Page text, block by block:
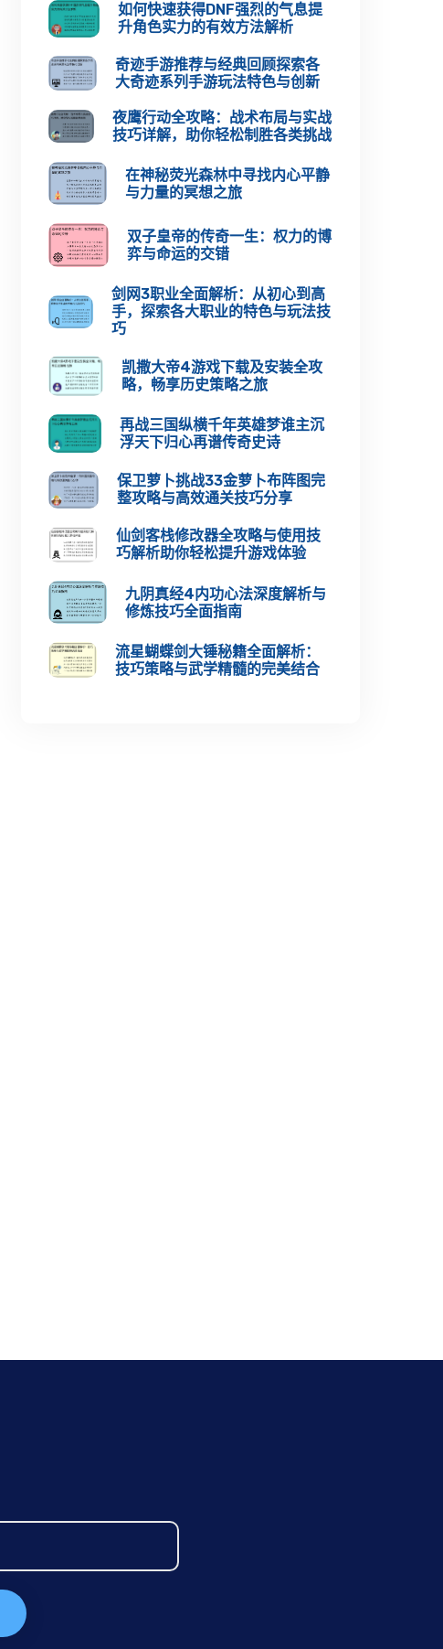
如何快速获得DNF强烈的气息提
升角色实力的有效方法解析
奇迹手游推荐与经典回顾探索各
大奇迹系列手游玩法特色与创新
夜鹰行动全攻略：战术布局与实战
技巧详解，助你轻松制胜各类挑战
在神秘荧光森林中寻找内心平静
与力量的冥想之旅
双子皇帝的传奇一生：权力的博
弈与命运的交错
剑网3职业全面解析：从初心到高
手，探索各大职业的特色与玩法技
巧
凯撒大帝4游戏下载及安装全攻
略，畅享历史策略之旅
再战三国纵横千年英雄梦谁主沉
浮天下归心再谱传奇史诗
保卫萝卜挑战33金萝卜布阵图完
整攻略与高效通关技巧分享
仙剑客栈修改器全攻略与使用技
巧解析助你轻松提升游戏体验
九阴真经4内功心法深度解析与
修炼技巧全面指南
流星蝴蝶剑大锤秘籍全面解析：
技巧策略与武学精髓的完美结合